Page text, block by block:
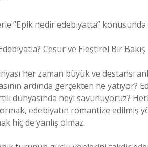
“Epik nedir edebiyatta”
Cesur ve Eleştirel Bir Bakış
her zaman büyük ve destansı
ardında gerçekten ne
dünyasında neyi savunuyoruz?
edebiyatın romantize edilmiş
hiç de yanlış olmaz.